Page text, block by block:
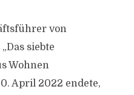
von
siebte
Wohnen
April 2022 endete,